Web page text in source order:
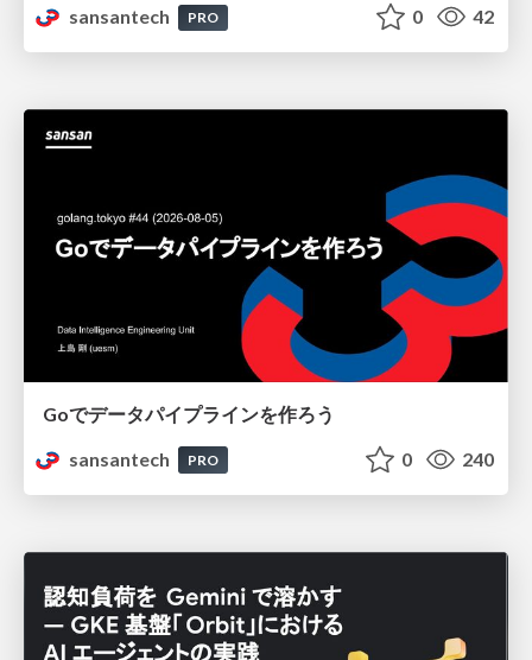
sansantech
PRO 0 42
Goでデータパイプラインを作ろう
sansantech
PRO 0 240